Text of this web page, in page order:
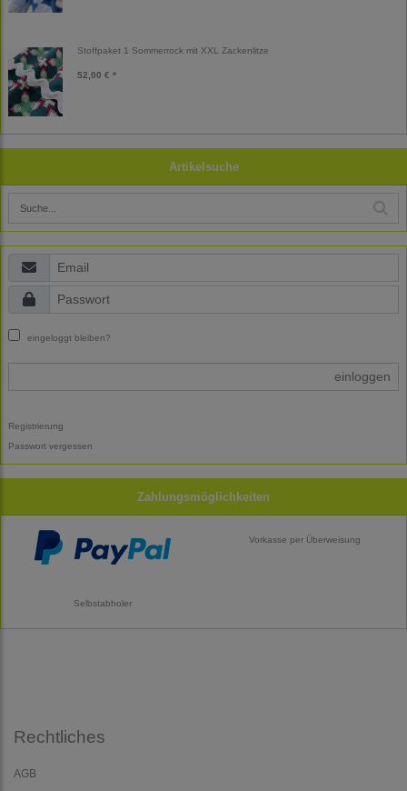
Stoffpaket 1 Sommerrock mit XXL Zackenlitze
52,00 € *
Artikelsuche
eingeloggt bleiben?
einloggen
Registrierung
Passwort vergessen
Zahlungsmöglichkeiten
Vorkasse per Überweisung
Selbstabholer
Rechtliches
AGB